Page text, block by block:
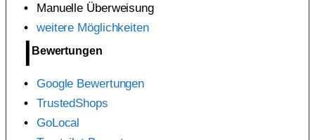
Manuelle Überweisung
weitere Möglichkeiten
Bewertungen
Google Bewertungen
TrustedShops
GoLocal